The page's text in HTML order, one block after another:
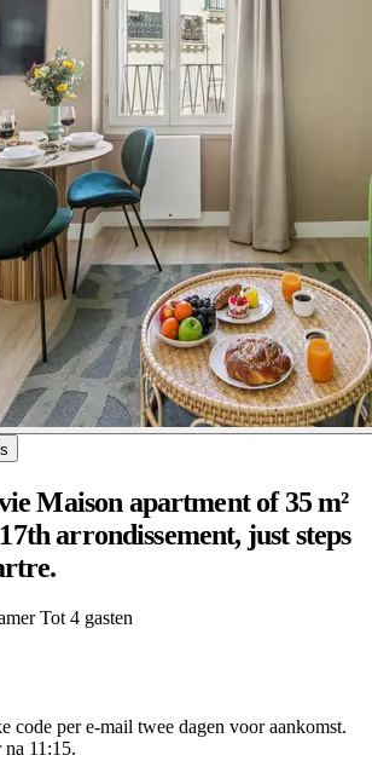
Maison apartment of 35 m²
arrondissement, just steps
Tot 4 gasten
code per e-mail twee dagen voor aankomst.
11:15.